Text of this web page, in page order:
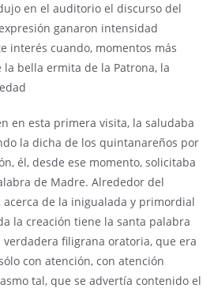
en el auditorio el discurso del
ganaron intensidad
interés cuando, momentos más
bella ermita de la Patrona, la
en esta primera visita, la saludaba
la dicha de los quintanareños por
él, desde ese momento, solicitaba
de Madre. Alrededor del
de la inigualada y primordial
la creación tiene la santa palabra
filigrana oratoria, que era
con atención, con atención
tal, que se advertía contenido el